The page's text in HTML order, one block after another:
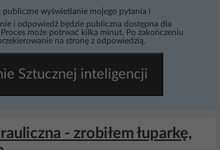
publiczne wyświetlanie mojego pytania i
i odpowiedź będzie publiczna dostępna dla
może potrwać kilka minut. Po zakończeniu
na stronę z odpowiedzią.
Sztucznej inteligencji
- zrobiłem łuparkę,